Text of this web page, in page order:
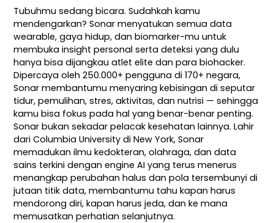
Tubuhmu sedang bicara. Sudahkah kamu
mendengarkan? Sonar menyatukan semua data
wearable, gaya hidup, dan biomarker-mu untuk
membuka insight personal serta deteksi yang dulu
hanya bisa dijangkau atlet elite dan para biohacker.
Dipercaya oleh 250.000+ pengguna di 170+ negara,
Sonar membantumu menyaring kebisingan di seputar
tidur, pemulihan, stres, aktivitas, dan nutrisi — sehingga
kamu bisa fokus pada hal yang benar-benar penting.
Sonar bukan sekadar pelacak kesehatan lainnya. Lahir
dari Columbia University di New York, Sonar
memadukan ilmu kedokteran, olahraga, dan data
sains terkini dengan engine AI yang terus menerus
menangkap perubahan halus dan pola tersembunyi di
jutaan titik data, membantumu tahu kapan harus
mendorong diri, kapan harus jeda, dan ke mana
memusatkan perhatian selanjutnya.